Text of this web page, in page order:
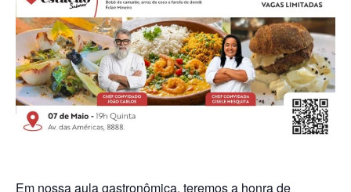
Em nossa aula gastronômica, teremos a honra de